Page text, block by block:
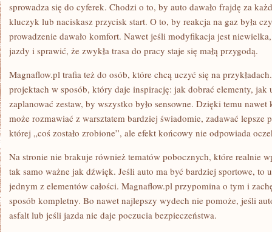
sprowadza się do cyferek. Chodzi o to, by auto dawało frajdę za
kluczyk lub naciskasz przycisk start. O to, by reakcja na gaz była
prowadzenie dawało komfort. Nawet jeśli modyfikacja jest
jazdy i sprawić, że zwykła trasa do pracy staje się małą przygodą.
Magnaflow.pl trafia też do osób, które chcą uczyć się na
projektach w sposób, który daje inspirację: jak dobrać elementy, jak
zaplanować zestaw, by wszystko było sensowne. Dzięki temu
może rozmawiać z warsztatem bardziej świadomie, zadawać lepsze
której „coś zostało zrobione”, ale efekt końcowy nie odpowiada
Na stronie nie brakuje również tematów pobocznych, które realnie
tak samo ważne jak dźwięk. Jeśli auto ma być bardziej sportowe, to
jednym z elementów całości. Magnaflow.pl przypomina o tym i
sposób kompletny. Bo nawet najlepszy wydech nie pomoże, jeśli
asfalt lub jeśli jazda nie daje poczucia bezpieczeństwa.